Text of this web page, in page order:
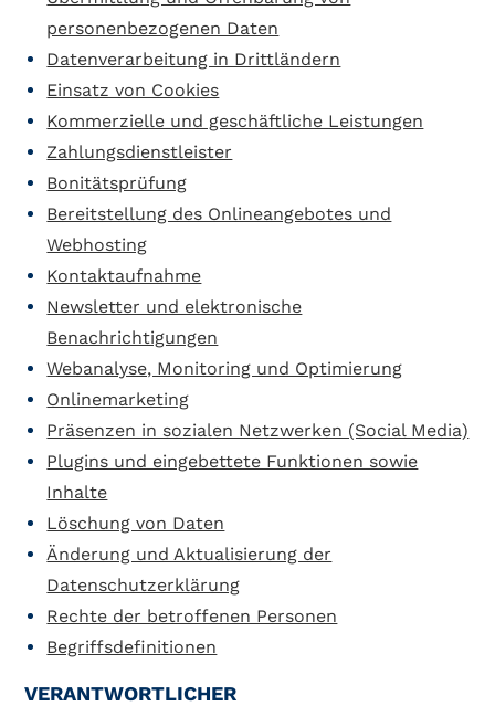
personenbezogenen Daten
Datenverarbeitung in Drittländern
Einsatz von Cookies
Kommerzielle und geschäftliche Leistungen
Zahlungsdienstleister
Bonitätsprüfung
Bereitstellung des Onlineangebotes und
Webhosting
Kontaktaufnahme
Newsletter und elektronische
Benachrichtigungen
Webanalyse, Monitoring und Optimierung
Onlinemarketing
Präsenzen in sozialen Netzwerken (Social Media)
Plugins und eingebettete Funktionen sowie
Inhalte
Löschung von Daten
Änderung und Aktualisierung der
Datenschutzerklärung
Rechte der betroffenen Personen
Begriffsdefinitionen
VERANTWORTLICHER